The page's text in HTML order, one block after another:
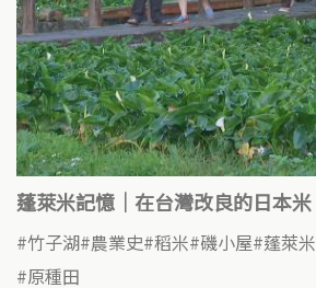
蓬萊米記憶｜在台灣改良的日本米
竹子湖 農業史 稻米 磯小屋 蓬萊米
原種田